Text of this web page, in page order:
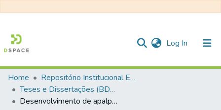
Log In (current)
Communities & Collections
All of DSpace
Home
Repositório Institucional EESC
Teses e Dissertações (BDTD USP)
Desenvolvimento de apalpador de contato elétrico (\"touch trigger probe\") para atuação no processo de torneamento